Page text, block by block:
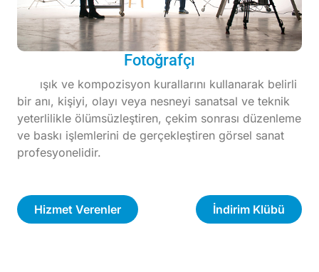
Fotoğrafçı
ışık ve kompozisyon kurallarını kullanarak belirli
bir anı, kişiyi, olayı veya nesneyi sanatsal ve teknik
yeterlilikle ölümsüzleştiren, çekim sonrası düzenleme
ve baskı işlemlerini de gerçekleştiren görsel sanat
profesyonelidir.
Hizmet Verenler İndirim Klübü